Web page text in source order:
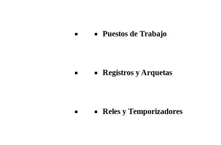
Puestos de Trabajo
Registros y Arquetas
Reles y Temporizadores